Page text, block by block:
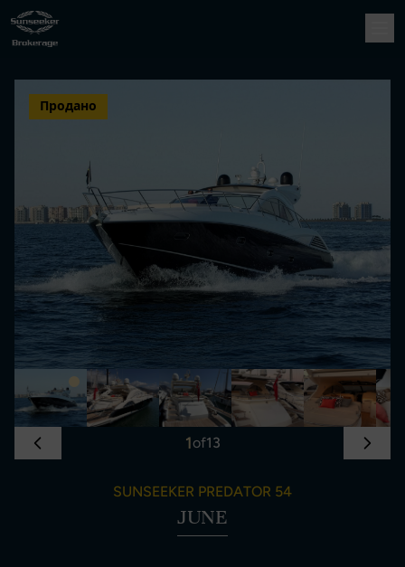
Продано
1of13
SUNSEEKER PREDATOR 54
JUNE